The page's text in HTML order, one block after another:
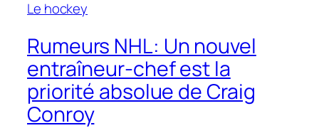
Le hockey
Rumeurs NHL: Un nouvel
entraîneur-chef est la
priorité absolue de Craig
Conroy